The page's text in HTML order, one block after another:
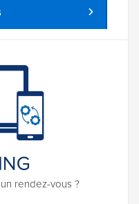
rendez-vous ?